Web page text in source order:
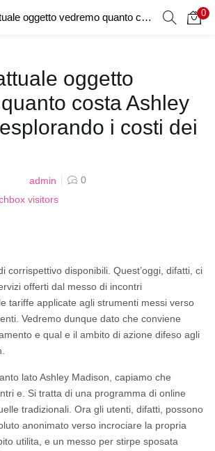
Durante attuale oggetto vedremo quanto costa Ashley Madison esplorando i costi dei pacchetti 0
YAP
adınızı ve şifrenizi girin.
oggetto
costa Ashley
i costi dei
admin
0
visitors
corrispettivo disponibili. Quest’oggi, difatti, ci
offerti dal messo di incontri
tariffe applicate agli strumenti messi verso
Vedremo dunque dato che conviene
e qual e il ambito di azione difeso agli
lato Ashley Madison, capiamo che
e. Si tratta di una programma di online
tradizionali. Ora gli utenti, difatti, possono
anonimato verso incrociare la propria
utilita, e un messo per stirpe sposata